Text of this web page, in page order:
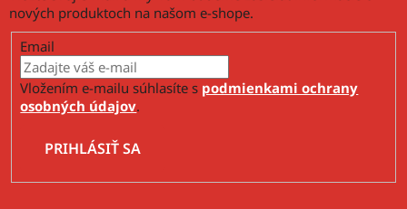
nových produktoch na našom e-shope.
Email
Vložením e-mailu súhlasíte s podmienkami ochrany
osobných údajov.
PRIHLÁSIŤ SA